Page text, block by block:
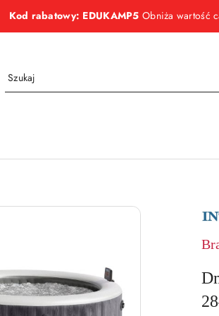
Kod rabatowy: EDUKAMP5 Obniża wartość